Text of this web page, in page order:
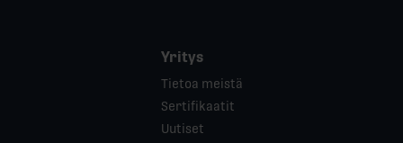
Yritys
Tietoa meistä
Sertifikaatit
Uutiset